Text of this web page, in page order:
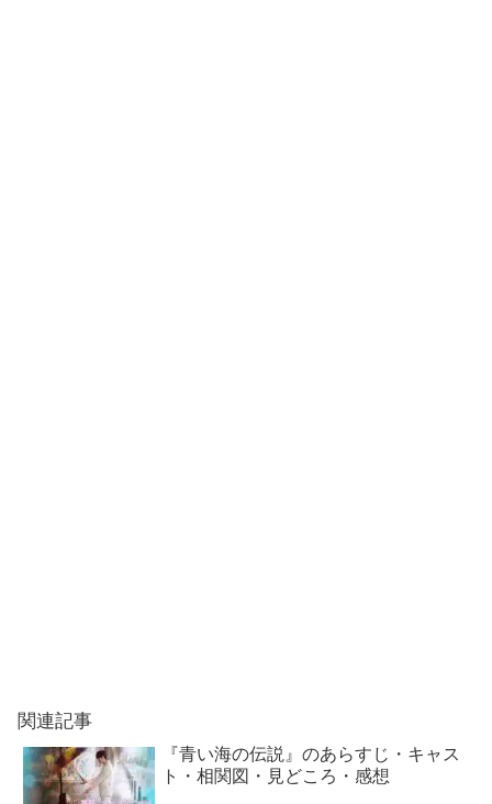
関連記事
『青い海の伝説』のあらすじ・キャス
ト・相関図・見どころ・感想